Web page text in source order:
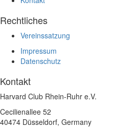
Rechtliches
Vereinssatzung
Impressum
Datenschutz
Kontakt
Harvard Club Rhein-Ruhr e.V.
Cecilienallee 52
40474 Düsseldorf, Germany